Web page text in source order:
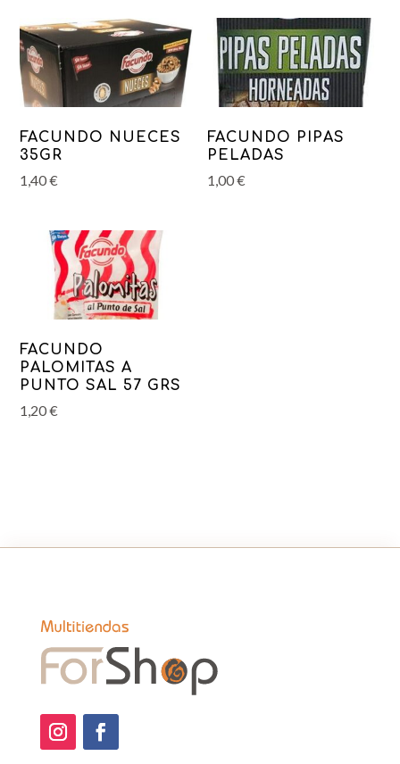
FACUNDO NUECES
35GR
1,40€
FACUNDO PIPAS
PELADAS
1,00€
FACUNDO
PALOMITAS A
PUNTO SAL 57 GRS
1,20€